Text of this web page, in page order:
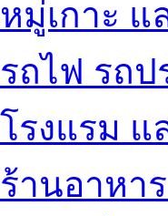
หมู่เกาะ แ
รถไฟ รถป
โรงแรม แ
ร้านอาหา